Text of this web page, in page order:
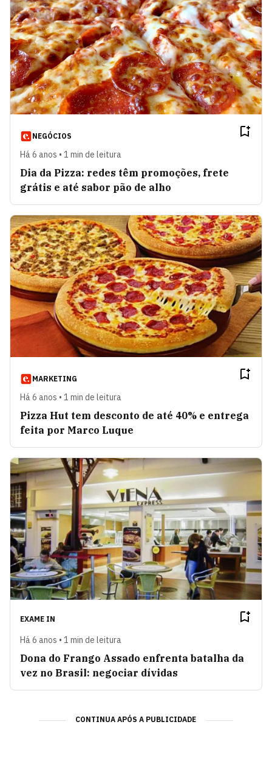
NEGÓCIOS
Há 6 anos • 1 min de leitura
Dia da Pizza: redes têm promoções, frete
grátis e até sabor pão de alho
MARKETING
Há 6 anos • 1 min de leitura
Pizza Hut tem desconto de até 40% e entrega
feita por Marco Luque
EXAME IN
Há 6 anos • 1 min de leitura
Dona do Frango Assado enfrenta batalha da
vez no Brasil: negociar dívidas
CONTINUA APÓS A PUBLICIDADE